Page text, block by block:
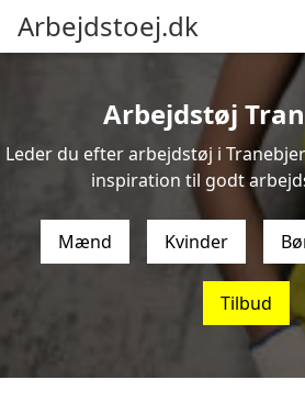
Arbejdstoej.dk
Arbejdstøj
Leder du efter arbejdstøj i
inspiration til godt
Mænd Kvinder
Tilbud